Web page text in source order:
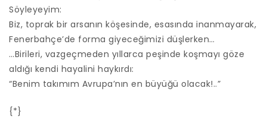
Söyleyeyim:
Biz, toprak bir arsanın köşesinde, esasında inanmayarak,
Fenerbahçe’de forma giyeceğimizi düşlerken…
…Birileri, vazgeçmeden yıllarca peşinde koşmayı göze
aldığı kendi hayalini haykırdı:
“Benim takımım Avrupa’nın en büyüğü olacak!..”
{*}